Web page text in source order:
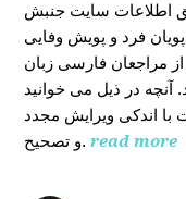
اطلاعات سایت جنبش
فرد و پویش وفایی
مراجعان فارسی زبان
در ذیل می خوانید
با اندکی ویرایش مجدد
و تصحیح. read more